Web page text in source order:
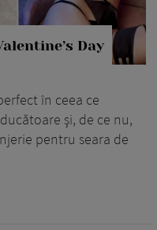
Day
în ceea ce
şi, de ce nu,
pentru seara de